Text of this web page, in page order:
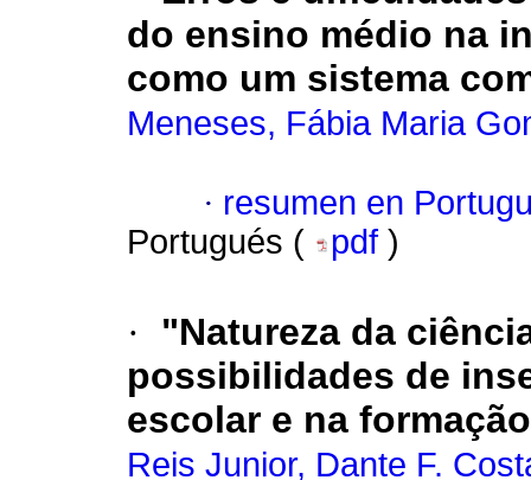
do ensino médio na
como um sistema
Meneses, Fábia Maria
· resumen en
Portugués (
pdf )
·
"Natureza da
possibilidades de
escolar e na
Reis Junior, Dante F.